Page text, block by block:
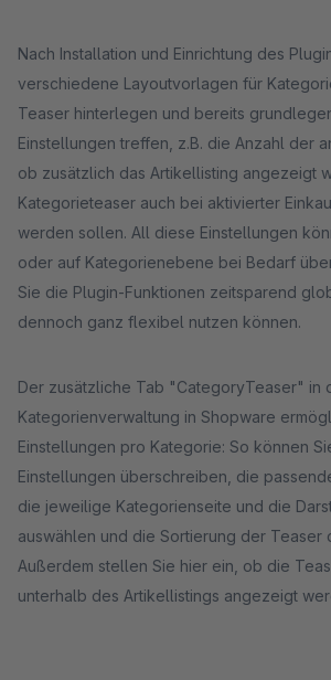
Nach Installation und Einrichtung des
verschiedene Layoutvorlagen für
Teaser hinterlegen und bereits
Einstellungen treffen, z.B. die Anzahl der
ob zusätzlich das Artikellisting angezeigt
Kategorieteaser auch bei aktivierter
werden sollen. All diese Einstellungen
oder auf Kategorienebene bei Bedarf
Sie die Plugin-Funktionen zeitsparend
dennoch ganz flexibel nutzen können.
Der zusätzliche Tab "CategoryTeaser" in
Kategorienverwaltung in Shopware
Einstellungen pro Kategorie: So können
Einstellungen überschreiben, die
die jeweilige Kategorienseite und die
auswählen und die Sortierung der Teaser
Außerdem stellen Sie hier ein, ob die
unterhalb des Artikellistings angezeigt